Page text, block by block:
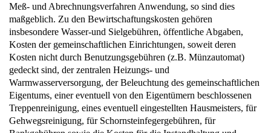
Meß- und Abrechnungsverfahren Anwendung, so sind dies
maßgeblich. Zu den Bewirtschaftungskosten gehören
insbesondere Wasser-und Sielgebühren, öffentliche Abgaben,
Kosten der gemeinschaftlichen Einrichtungen, soweit deren
Kosten nicht durch Benutzungsgebühren (z.B. Münzautomat)
gedeckt sind, der zentralen Heizungs- und
Warmwasserversorgung, der Beleuchtung des gemeinschaftlichen
Eigentums, einer eventuell von den Eigentümern beschlossenen
Treppenreinigung, eines eventuell eingestellten Hausmeisters, für
Gehwegsreinigung, für Schornsteinfegergebühren, für